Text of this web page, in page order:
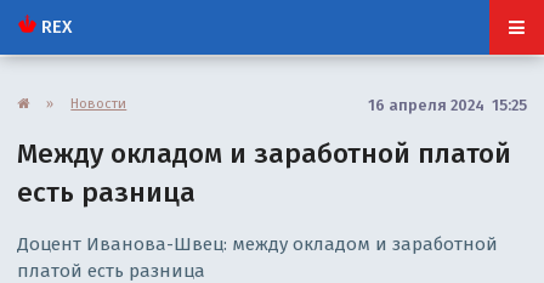
REX
» Новости 16 апреля 2024 15:25
Между окладом и заработной платой
есть разница
Доцент Иванова-Швец: между окладом и заработной
платой есть разница